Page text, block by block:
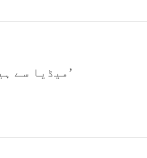
’میڈیا سے